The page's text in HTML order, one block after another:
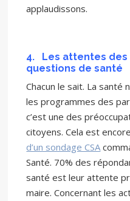
applaudissons.
4. Les attentes des
questions de santé
Chacun le sait. La santé
les programmes des
c’est une des
citoyens. Cela est
d’un sondage CSA
Santé. 70% des
santé est leur attente
maire. Concernant les